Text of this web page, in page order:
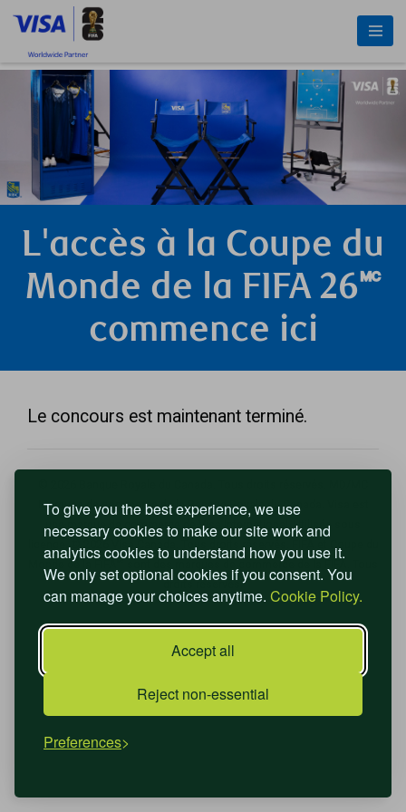
To give you the best experience, we use
necessary cookies to make our site work and
analytics cookies to understand how you use it.
We only set optional cookies if you consent. You
can manage your choices anytime. Cookie Policy.
Accept all
Reject non-essential
Preferences
L'accès à la Coupe du
Monde de la FIFA 26🅪
commence ici
Le concours est maintenant terminé.
Marques de commerce de la Banque Royale du Canada. Visa est
une marque de commerce de Visa International. Utilisée sous
licence. © 2026 Visa Canada. Tous droits réservés. FIFA et Coupe du
Monde de la FIFA🅪 sont des marques de commerce de la FIFA. Tous
droits réservés.